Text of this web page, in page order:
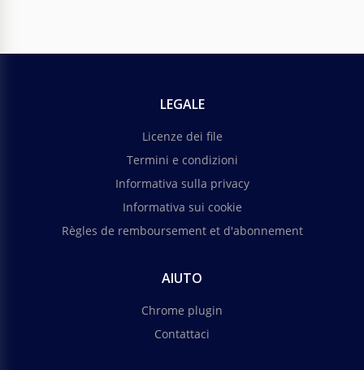
LEGALE
Licenze dei file
Termini e condizioni
Informativa sulla privacy
Informativa sui cookie
Règles de remboursement et d'abonnement
AIUTO
Chrome plugin
Contattaci